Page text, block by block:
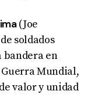
(Joe
soldados
bandera en
Mundial,
valor y unidad